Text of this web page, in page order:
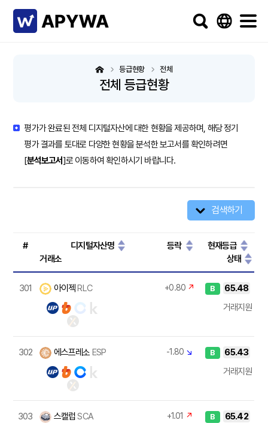
전체 등급현황
등급현황 전체
평가가 완료된 전체 디지털자산에 대한 현황을 제공하며, 해당 정기
평가 결과를 토대로 다양한 현황을 분석한 보고서를 확인하려면
[분석보고서]로 이동하여 확인하시기 바랍니다.
검색하기
# 디지털자산명 등락
현재등급
거래소
상태
301 아이젝RLC +0.80 ↗ B
65.48
거래지원
302 에스프레소 ESP -1.80 ↘ B
65.43
거래지원
303 스캘럽SCA +1.01 ↗ B
65.42